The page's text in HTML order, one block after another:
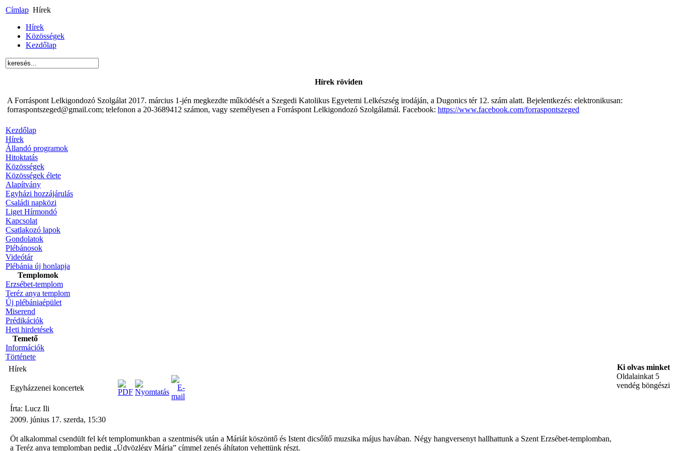
Címlap Hírek
Hírek
Közösségek
Kezdőlap
Hírek röviden
A Forráspont Lelkigondozó Szolgálat 2017. március 1-jén megkezdte működését a Szegedi Katolikus Egyetemi Lelkészség irodáján, a Dugonics tér 12. szám alatt. Bejelentkezés: elektronikusan:
forraspontszeged@gmail.com; telefonon a 20-3689412 számon, vagy személyesen a Forráspont Lelkigondozó Szolgálatnál. Facebook: https://www.facebook.com/forraspontszeged
Kezdőlap
Hírek
Állandó programok
Hitoktatás
Közösségek
Közösségek élete
Alapítvány
Egyházi hozzájárulás
Családi napközi
Liget Hírmondó
Kapcsolat
Csatlakozó lapok
Gondolatok
Plébánosok
Videótár
Plébánia új honlapja
Templomok
Erzsébet-templom
Teréz anya templom
Új plébániaépület
Miserend
Prédikációk
Heti hirdetések
Temető
Információk
Története
Hírek
Egyházzenei koncertek
Írta: Lucz Ili
2009. június 17. szerda, 15:30
Öt alkalommal csendült fel két templomunkban a szentmisék után a Máriát köszöntő és Istent dicsőítő muzsika május havában. Négy hangversenyt hallhattunk a Szent Erzsébet-templomban,
a Teréz anya templomban pedig „Üdvözlégy Mária” címmel zenés áhítaton vehettünk részt.
Ki olvas minket
Oldalainkat 5
vendég böngészi